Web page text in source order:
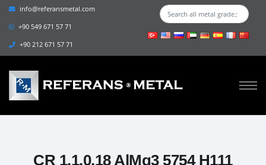
info@referansmetal.com
+90 549 671 57 71
+90 212 671 57 71
CR 1.1.0.18 AlMg3 5754 H111